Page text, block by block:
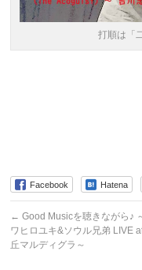
打順は「
Facebook Hatena
← Good Musicを聴きながら♪
ワヒロユキ&ソウル兄弟 LIVE
丘マルディグラ～